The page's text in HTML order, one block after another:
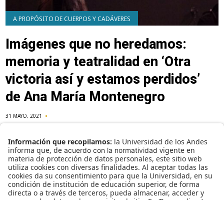
A PROPÓSITO DE CUERPOS Y CADÁVERES
Imágenes que no heredamos:
memoria y teatralidad en ‘Otra
victoria así y estamos perdidos’
de Ana María Montenegro
31 MAYO, 2021